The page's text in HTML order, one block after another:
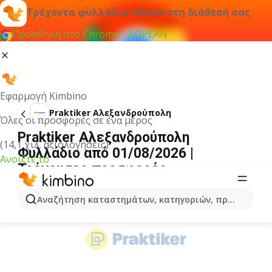
Τρέχοντα φυλλάδια πάντα στη διάθεσή σας
Προσθήκη στο Chrome - ΔΩΡΕΑΝ
Εφαρμογή Kimbino
Όλες οι προσφορές σε ένα μέρος
(14,1 χιλ. αξιολογήσεις)
Ανοίξτε το
Αναζήτηση καταστημάτων, κατηγοριών, προϊόντων...
Praktiker Αλεξανδρούπολη
Praktiker Αλεξανδρούπολη
Φυλλάδιο από 01/08/2026 |
Τρέχουσες προσφορές